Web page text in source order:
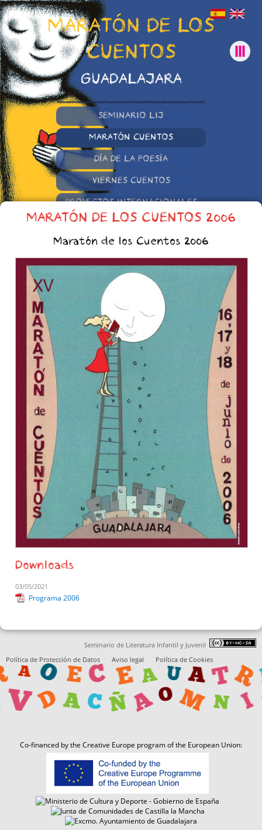
MARATÓN DE LOS
CUENTOS
GUADALAJARA
SEMINARIO LIJ
MARATÓN CUENTOS
DÍA DE LA POESÍA
VIERNES CUENTOS
PROYECTOS INTERNACIONALES
OTRAS INICIATIVAS
MARATÓN DE LOS CUENTOS 2006
Maratón de los Cuentos 2006
Downloads
03/05/2021
Programa 2006
Seminario de Literatura Infantil y Juvenil
Política de Protección de Datos
Aviso legal Política de Cookies
Co-financed by the Creative Europe program of the European Union: